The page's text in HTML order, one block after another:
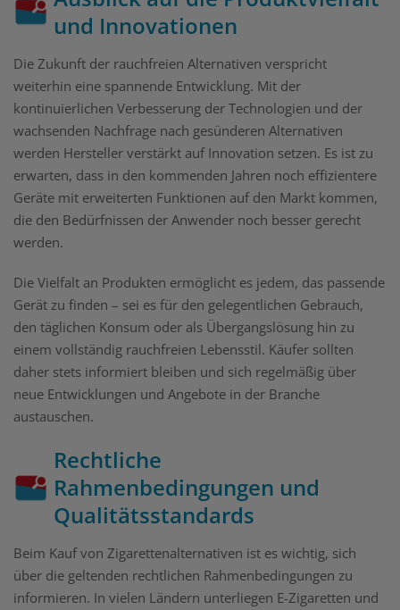
und Innovationen
Die Zukunft der rauchfreien Alternativen verspricht
weiterhin eine spannende Entwicklung. Mit der
kontinuierlichen Verbesserung der Technologien und der
wachsenden Nachfrage nach gesünderen Alternativen
werden Hersteller verstärkt auf Innovation setzen. Es ist zu
erwarten, dass in den kommenden Jahren noch effizientere
Geräte mit erweiterten Funktionen auf den Markt kommen,
die den Bedürfnissen der Anwender noch besser gerecht
werden.
Die Vielfalt an Produkten ermöglicht es jedem, das passende
Gerät zu finden – sei es für den gelegentlichen Gebrauch,
den täglichen Konsum oder als Übergangslösung hin zu
einem vollständig rauchfreien Lebensstil. Käufer sollten
daher stets informiert bleiben und sich regelmäßig über
neue Entwicklungen und Angebote in der Branche
austauschen.
Rechtliche
Rahmenbedingungen und
Qualitätsstandards
Beim Kauf von Zigarettenalternativen ist es wichtig, sich
über die geltenden rechtlichen Rahmenbedingungen zu
informieren. In vielen Ländern unterliegen E-Zigaretten und